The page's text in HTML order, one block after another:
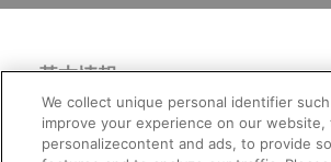
※決済方法「カード決済」を選択時は、
処理を実施いたします。
2026年5月上旬以降は、ご注文日翌日に決
ます。
※決済方法「コンビニ決済」「Pay-easy（
基本情報
利用規約 特定商取引法に基づく表示 プライバシーポ
ご利用情報
We collect unique personal identifier
improve your experience on our website,
personalizecontent and ads, to provide